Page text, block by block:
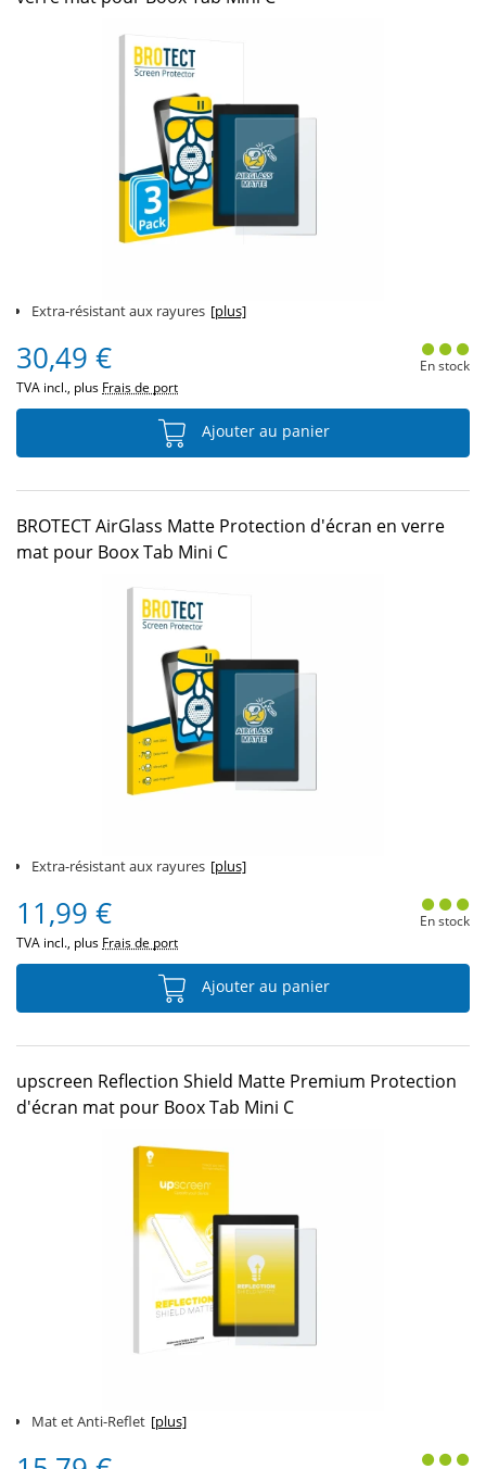
Extra-résistant aux rayures [plus]
30,49 €
TVA incl., plus Frais de port
En stock
Ajouter au panier
BROTECT AirGlass Matte Protection d'écran en verre
mat pour Boox Tab Mini C
Extra-résistant aux rayures [plus]
11,99 €
TVA incl., plus Frais de port
En stock
Ajouter au panier
upscreen Reflection Shield Matte Premium Protection
d'écran mat pour Boox Tab Mini C
Mat et Anti-Reflet [plus]